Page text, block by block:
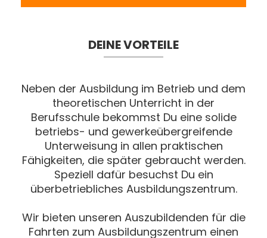
DEINE VORTEILE
Neben der Ausbildung im Betrieb und dem
theoretischen Unterricht in der
Berufsschule bekommst Du eine solide
betriebs- und gewerkeübergreifende
Unterweisung in allen praktischen
Fähigkeiten, die später gebraucht werden.
Speziell dafür besuchst Du ein
überbetriebliches Ausbildungszentrum.
Wir bieten unseren Auszubildenden für die
Fahrten zum Ausbildungszentrum einen